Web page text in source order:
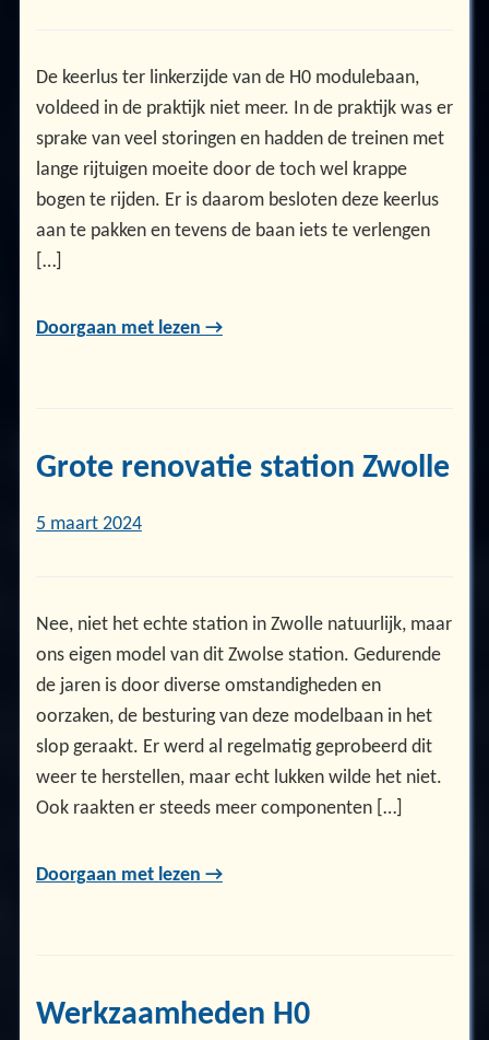
De keerlus ter linkerzijde van de H0 modulebaan,
voldeed in de praktijk niet meer. In de praktijk was er
sprake van veel storingen en hadden de treinen met
lange rijtuigen moeite door de toch wel krappe
bogen te rijden. Er is daarom besloten deze keerlus
aan te pakken en tevens de baan iets te verlengen
[…]
Doorgaan met lezen →
Grote renovatie station Zwolle
5 maart 2024
Nee, niet het echte station in Zwolle natuurlijk, maar
ons eigen model van dit Zwolse station. Gedurende
de jaren is door diverse omstandigheden en
oorzaken, de besturing van deze modelbaan in het
slop geraakt. Er werd al regelmatig geprobeerd dit
weer te herstellen, maar echt lukken wilde het niet.
Ook raakten er steeds meer componenten […]
Doorgaan met lezen →
Werkzaamheden H0